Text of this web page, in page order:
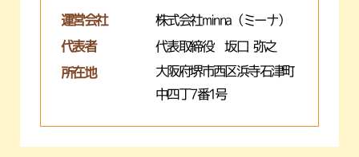
運営会社 株式会社minna（ミーナ）
代表者 代表取締役 坂口 弥之
所在地
大阪府堺市西区浜寺石津町
中四丁7番1号